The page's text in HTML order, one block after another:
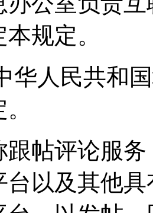
规定。
华人民共和
跟帖评论服
台以及其他